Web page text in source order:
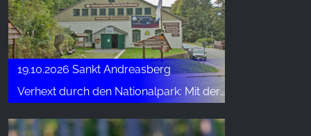
19.10.2026 Sankt Andreasberg
Verhext durch den Nationalpark: Mit der Nationalparkhaushexe die sagenumwobene Bergwildnis kennenlernen